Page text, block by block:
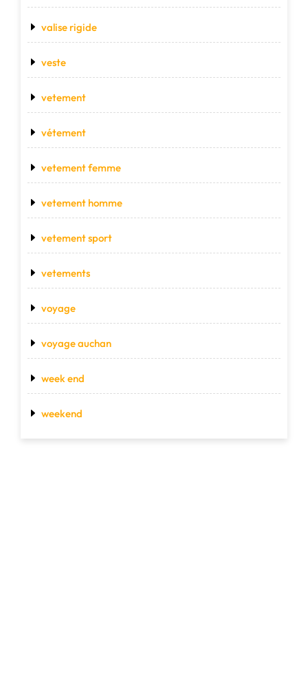
valise rigide
veste
vetement
vétement
vetement femme
vetement homme
vetement sport
vetements
voyage
voyage auchan
week end
weekend